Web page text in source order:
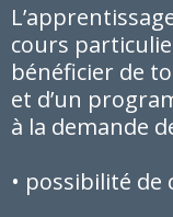
cours
bénéficier de
et d’un
à la demande
• possibilité